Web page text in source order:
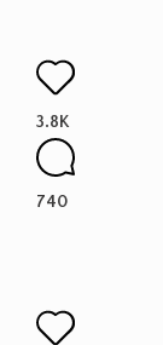
3.8K
740